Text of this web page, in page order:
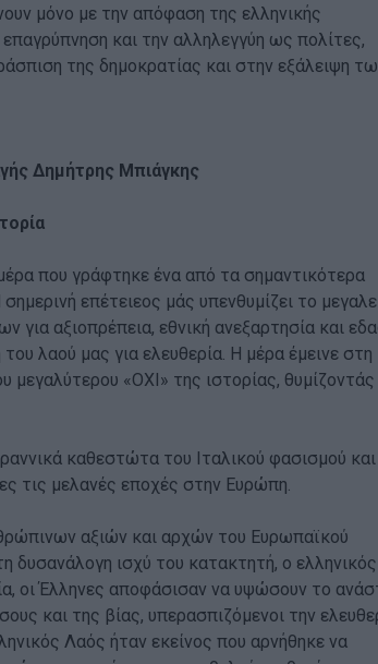
μόνο με την απόφαση της ελληνικής
και την αλληλεγγύη ως πολίτες,
της δημοκρατίας και στην εξάλειψη
Δημήτρης Μπιάγκης
που γράφτηκε ένα από τα σημαντικότερα
επέτειεος μάς υπενθυμίζει το
αξιοπρέπεια, εθνική ανεξαρτησία και
λαού μας για ελευθερία. Η μέρα έμεινε στη
«ΟΧΙ» της ιστορίας,
καθεστώτα του Ιταλικού φασισμού
τις μελανές εποχές στην Ευρώπη.
αξιών και αρχών του Ευρωπαϊκού
δυσανάλογη ισχύ του κατακτητή, ο ελληνικός
οι Έλληνες αποφάσισαν να υψώσουν το
και της βίας, υπερασπιζόμενοι την
Λαός ήταν εκείνος που αρνήθηκε να